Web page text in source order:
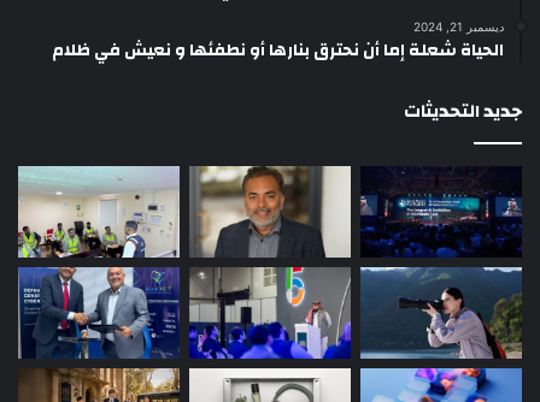
ديسمبر 21, 2024
الحياة شعلة إما أن نحترق بنارها أو نطفئها و نعيش في ظلام
جديد التحديثات